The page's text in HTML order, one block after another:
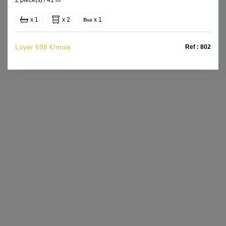
x 1 x 2 x 1
Loyer 698 €/mois Ref : 802